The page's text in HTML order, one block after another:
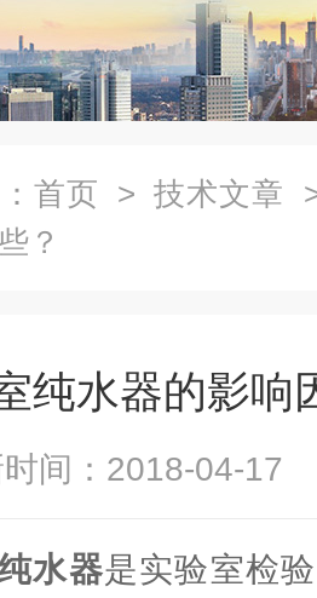
首页 > 技术文章
？
纯水器的影响
时间：2018-04-
水器是实验室检